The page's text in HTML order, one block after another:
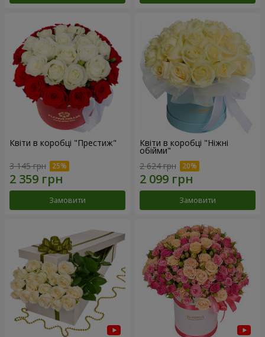
Квіти в коробці "Престиж"
3 145 грн
Замовити
Квіти в коробці "Ніжні
обійми"
2 624 грн
Замовити